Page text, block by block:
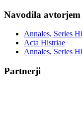
Navodila avtorjem
Annales, Series
Acta Histriae
Annales, Series
Partnerji